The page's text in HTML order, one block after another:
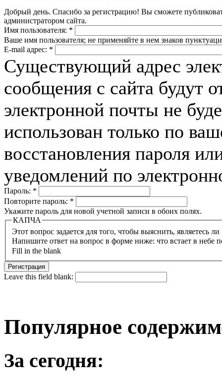
Добрый день. Спасибо за регистрацию! Вы сможете
администратором сайта.
Имя пользователя: *
Ваше имя пользователя; не применяйте в нем знаков
E-mail адрес: *
Существующий адрес
сообщения с сайта будут
электронной почты не
использован только по
восстановления пароля
уведомлений по
Пароль: *
Повторите пароль: *
Укажите пароль для новой учетной записи в обоих полях.
КАПЧА
Напишите ответ на вопрос в форме ниже: что встает в небе
Fill in the blank
Leave this field blank:
Популярное
За сегодня: